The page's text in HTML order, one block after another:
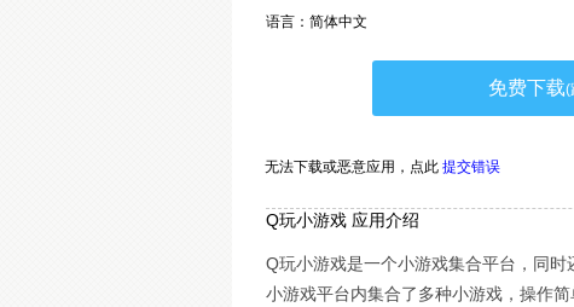
语言：简体中文
免费下载(
无法下载或恶意应用， 点此 提交错误
Q玩小游戏 应用介绍
Q玩小游戏是一个小游戏集合平台，同
小游戏平台内集合了多种小游戏，操作